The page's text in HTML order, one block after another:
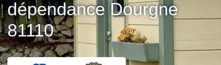
dépendance Dourgne
81110